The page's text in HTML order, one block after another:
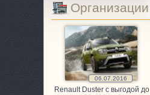
Организации
06.07.2016
Renault Duster с выгодой до